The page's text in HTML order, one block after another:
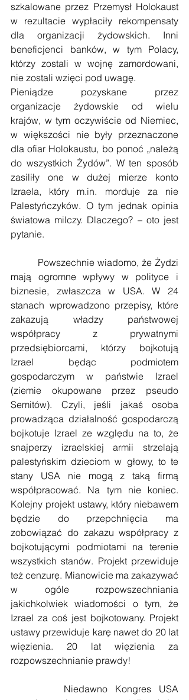
szkalowane przez Przemysł Holokaust
w rezultacie wypłaciły rekompensaty
dla organizacji żydowskich. Inni
beneficjenci banków, w tym Polacy,
którzy zostali w wojnę zamordowani,
nie zostali wzięci pod uwagę.
Pieniądze pozyskane przez
organizacje żydowskie od wielu
krajów, w tym oczywiście od Niemiec,
w większości nie były przeznaczone
dla ofiar Holokaustu, bo ponoć „należą
do wszystkich Żydów”. W ten sposób
zasiliły one w dużej mierze konto
Izraela, który m.in. morduje za nie
Palestyńczyków. O tym jednak opinia
światowa milczy. Dlaczego? – oto jest
pytanie.
mają ogromne wpływy w polityce i
biznesie, zwłaszcza w USA. W 24
stanach wprowadzono przepisy, które
zakazują władzy państwowej
współpracy z prywatnymi
przedsiębiorcami, którzy bojkotują
Izrael będąc podmiotem
gospodarczym w państwie Izrael
(ziemie okupowane przez pseudo
Semitów). Czyli, jeśli jakaś osoba
prowadząca działalność gospodarczą
bojkotuje Izrael ze względu na to, że
snajperzy izraelskiej armii strzelają
palestyńskim dzieciom w głowy, to te
stany USA nie mogą z taką firmą
współpracować. Na tym nie koniec.
Kolejny projekt ustawy, który niebawem
będzie do przepchnięcia ma
zobowiązać do zakazu współpracy z
bojkotującymi podmiotami na terenie
wszystkich stanów. Projekt przewiduje
też cenzurę. Mianowicie ma zakazywać
w ogóle rozpowszechniania
jakichkolwiek wiadomości o tym, że
Izrael za coś jest bojkotowany. Projekt
ustawy przewiduje karę nawet do 20 lat
więzienia. 20 lat więzienia za
rozpowszechnianie prawdy!